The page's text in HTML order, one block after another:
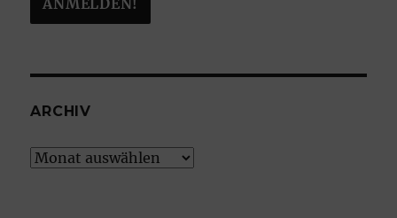
ARCHIV
Archiv